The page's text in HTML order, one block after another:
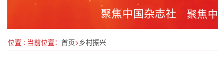
位置 : 当前位置： 首页>乡村振兴